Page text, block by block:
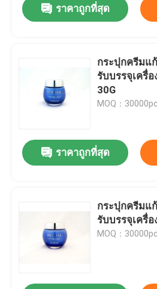
ราคาถูกที่สุด
กระปุกครีมแ
รับบรรจุเครื่
30G
MOQ：
ราคาถูกที่สุด
กระปุกครีมแ
รับบรรจุเครื่อ
MOQ：